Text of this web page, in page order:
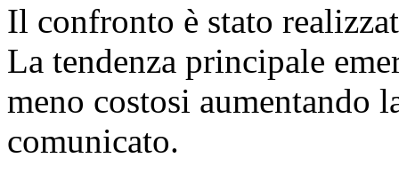
Il confronto è stato
La tendenza principale
meno costosi aumentando
comunicato.